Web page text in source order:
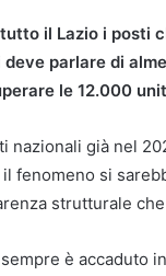
il Lazio i posti
deve parlare di
le 12.000
nazionali già nel
fenomeno si
strutturale
è accaduto